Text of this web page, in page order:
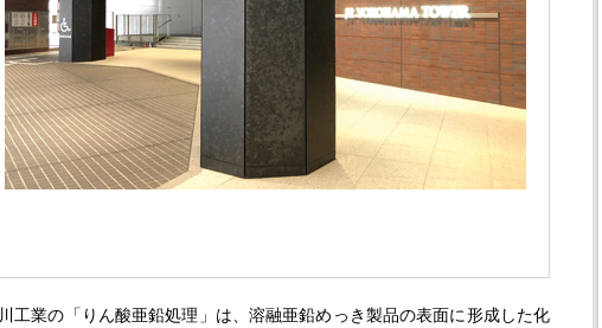
工業の「りん酸亜鉛処理」は、溶融亜鉛めっき製品の表面に形成した化